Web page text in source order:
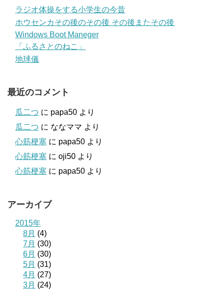
ラジオ体操をする小学生の今昔
ホウセンカその後のその後 その後またその後
Windows Boot Maneger
「ふるさとのねこ」
地球儀
最近のコメント
瓜二つ に papa50 より
瓜二つ に ななママ より
心筋梗塞 に papa50 より
心筋梗塞 に oji50 より
心筋梗塞 に papa50 より
アーカイブ
2015年
8月 (4)
7月 (30)
6月 (30)
5月 (31)
4月 (27)
3月 (24)